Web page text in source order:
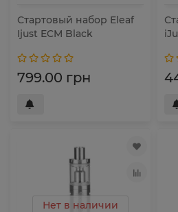
Стартовый набор Eleaf
Ijust ECM Black
799.00 грн
Нет в наличии